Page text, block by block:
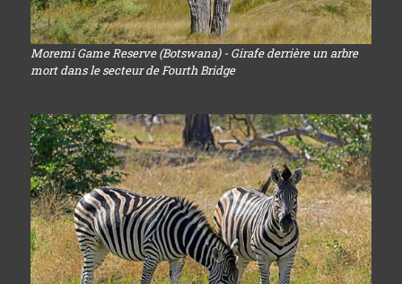
Moremi Game Reserve (Botswana) - Girafe derrière un arbre
mort dans le secteur de Fourth Bridge